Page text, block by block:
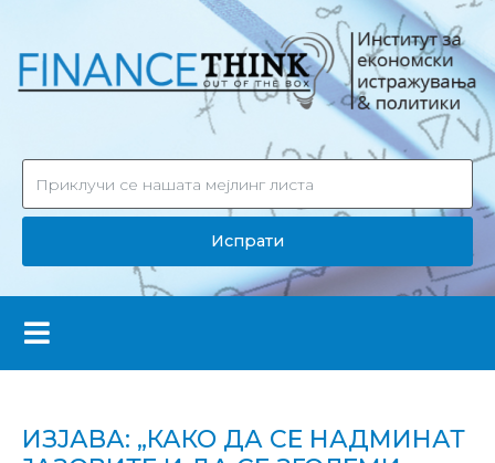
Испрати
ИЗЈАВА: „КАКО ДА СЕ НАДМИНАТ